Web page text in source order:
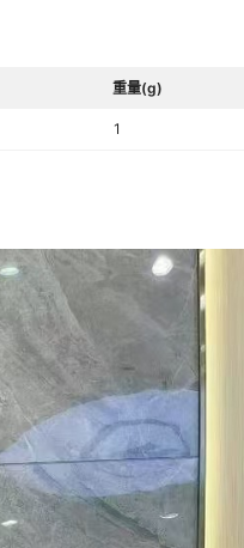
重量(g)
1